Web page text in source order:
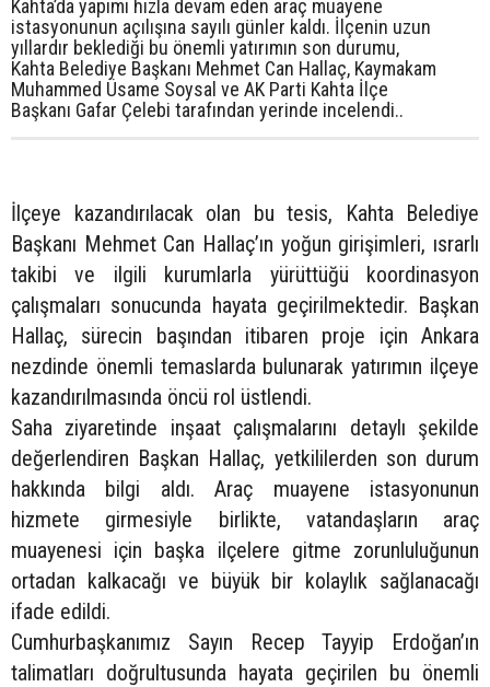
Kahta’da yapımı hızla devam eden araç muayene
istasyonunun açılışına sayılı günler kaldı. İlçenin uzun
yıllardır beklediği bu önemli yatırımın son durumu,
Kahta Belediye Başkanı Mehmet Can Hallaç, Kaymakam
Muhammed Üsame Soysal ve AK Parti Kahta İlçe
Başkanı Gafar Çelebi tarafından yerinde incelendi..
İlçeye kazandırılacak olan bu tesis, Kahta Belediye
Başkanı Mehmet Can Hallaç’ın yoğun girişimleri, ısrarlı
takibi ve ilgili kurumlarla yürüttüğü koordinasyon
çalışmaları sonucunda hayata geçirilmektedir. Başkan
Hallaç, sürecin başından itibaren proje için Ankara
nezdinde önemli temaslarda bulunarak yatırımın ilçeye
kazandırılmasında öncü rol üstlendi.
Saha ziyaretinde inşaat çalışmalarını detaylı şekilde
değerlendiren Başkan Hallaç, yetkililerden son durum
hakkında bilgi aldı. Araç muayene istasyonunun
hizmete girmesiyle birlikte, vatandaşların araç
muayenesi için başka ilçelere gitme zorunluluğunun
ortadan kalkacağı ve büyük bir kolaylık sağlanacağı
ifade edildi.
Cumhurbaşkanımız Sayın Recep Tayyip Erdoğan’ın
talimatları doğrultusunda hayata geçirilen bu önemli